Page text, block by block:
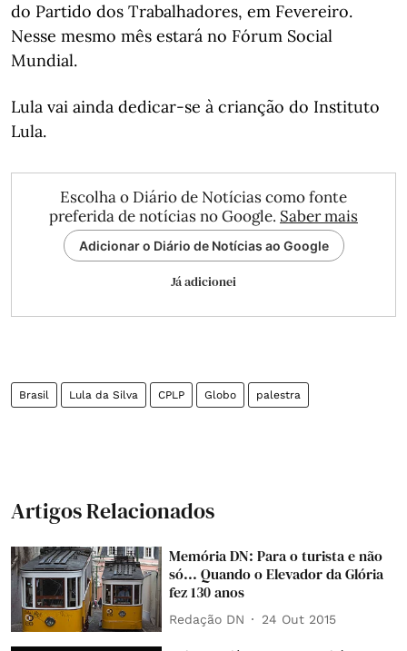
do Partido dos Trabalhadores, em Fevereiro.
Nesse mesmo mês estará no Fórum Social
Mundial.
Lula vai ainda dedicar-se à crianção do Instituto
Lula.
Escolha o Diário de Notícias como fonte
preferida de notícias no Google. Saber mais
Adicionar o Diário de Notícias ao Google
Já adicionei
Brasil Lula da Silva CPLP Globo palestra
Artigos Relacionados
Memória DN: Para o turista e não
só... Quando o Elevador da Glória
fez 130 anos
Redação DN 24 Out 2015